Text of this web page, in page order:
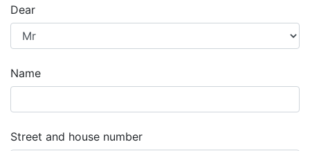
Dear
Name
Street and house number